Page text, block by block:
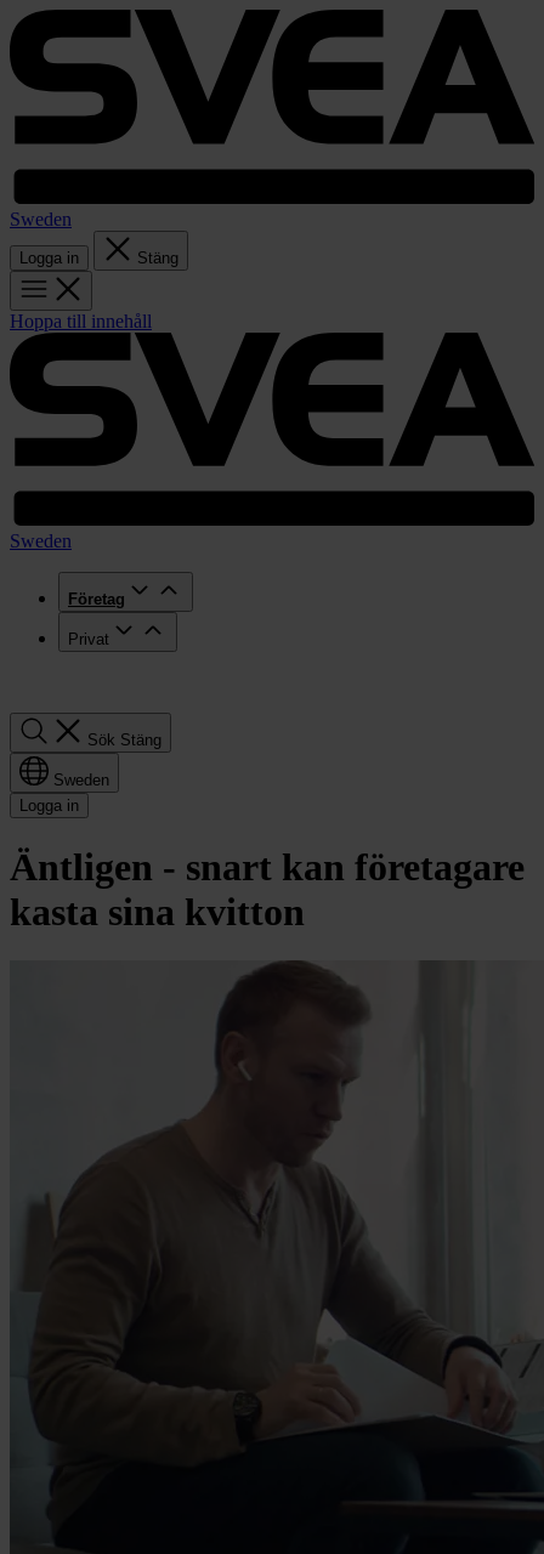
Sweden
Logga in Stäng
Hoppa till innehåll
Sweden
Företag
Privat
Sök Stäng
Sweden
Logga in
Äntligen - snart kan företagare
kasta sina kvitton